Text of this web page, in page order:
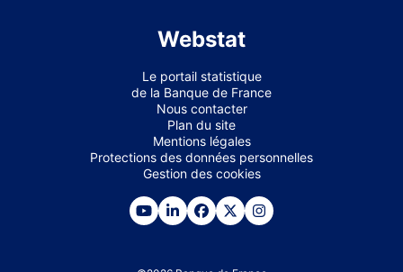
Webstat
Le portail statistique
de la Banque de France
Nous contacter
Plan du site
Mentions légales
Protections des données personnelles
Gestion des cookies